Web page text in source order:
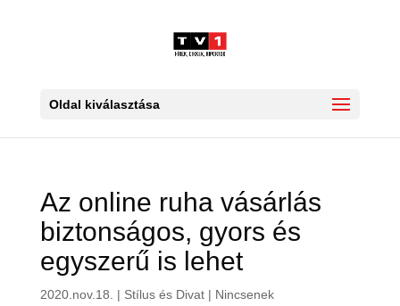
Oldal kiválasztása
Az online ruha vásárlás
biztonságos, gyors és
egyszerű is lehet
2020.nov.18. | Stílus és Divat| Nincsenek